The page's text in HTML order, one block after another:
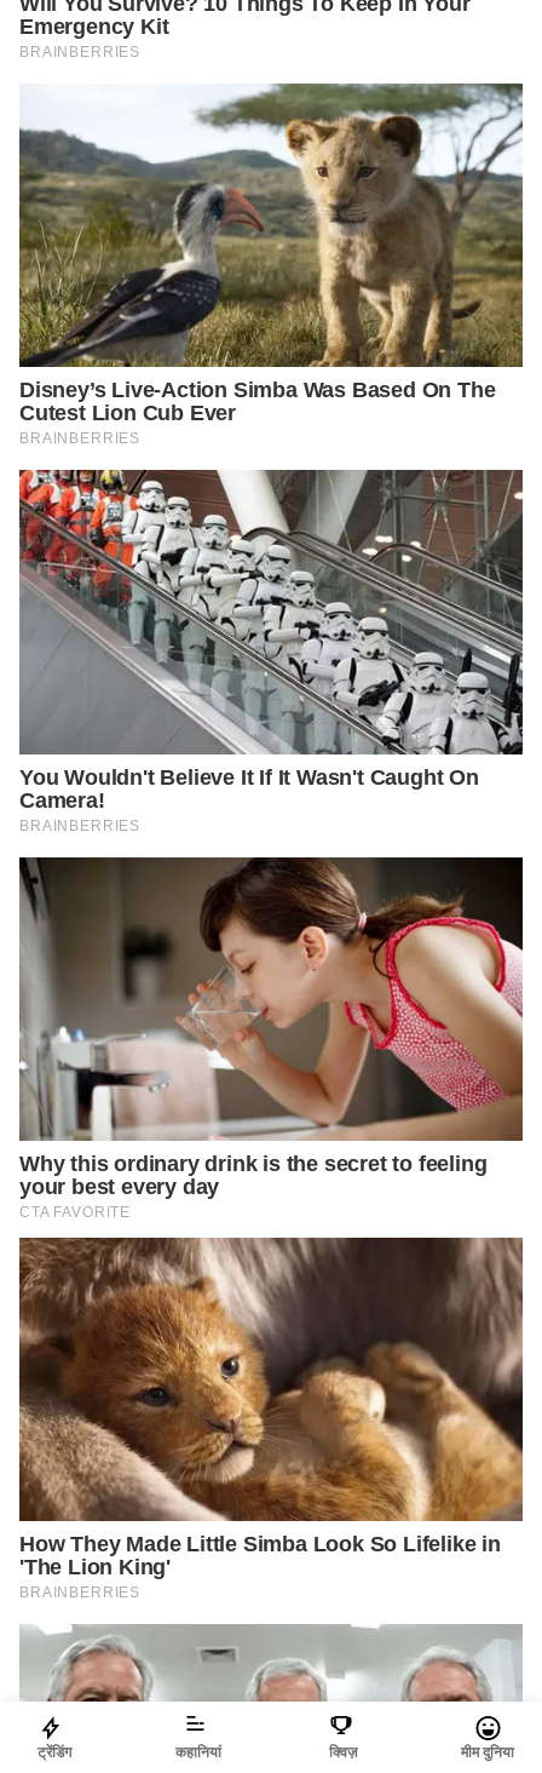
ट्रेंडिंग कहानियां क्विज़ मीम दुनिया